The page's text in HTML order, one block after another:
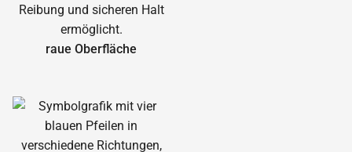
raue Oberfläche